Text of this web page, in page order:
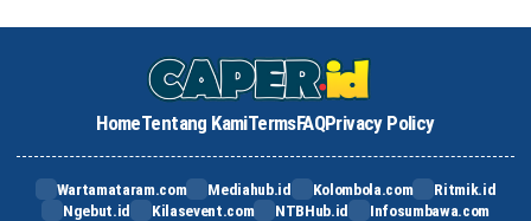
HomeTentang KamiTermsFAQPrivacy Policy
Wartamataram.com Mediahub.id Kolombola.com
Ritmik.id
Ngebut.id
Kilasevent.com NTBHub.id
Infosumbawa.com